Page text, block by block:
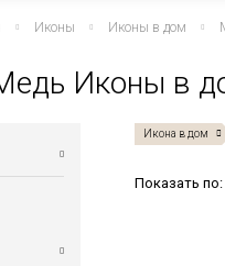
Иконы Иконы в дом
Иконы в
Икона в дом
Показать по: